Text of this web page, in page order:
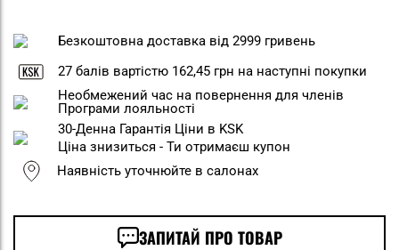
Безкоштовна доставка від 2999 гривень
27 балів вартістю 162,45 грн на наступні покупки
Необмежений час на повернення для членів
Програми лояльності
30-Денна Гарантія Ціни в KSK
Ціна знизиться - Ти отримаєш купон
Наявність уточнюйте в салонах
ЗАПИТАЙ ПРО ТОВАР